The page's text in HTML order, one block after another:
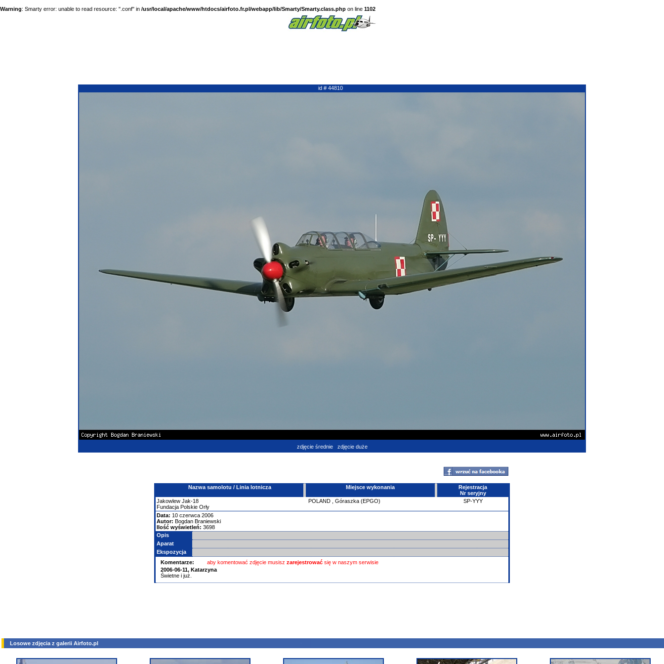
Warning: Smarty error: unable to read resource: ".conf" in /usr/local/apache/www/htdocs/airfoto.fr.pl/webapp/lib/Smarty/Smarty.class.php on line 1102
id # 44810
zdjęcie średnie zdjęcie duże
Nazwa samolotu / Linia lotnicza Miejsce wykonania
Rejestracja
Nr seryjny
Jakowlew Jak-18
Fundacja Polskie Orły
POLAND Góraszka (EPGO) SP-YYY
Data: 10 czerwca 2006
Autor: Bogdan Braniewski
Ilość wyświetleń: 3698
Opis
Aparat
Ekspozycja
Komentarze:
aby komentować zdjęcie musisz zarejestrować się w naszym serwisie
2006-06-11, Katarzyna
Świetne i już.
Losowe zdjęcia z galerii Airfoto.pl